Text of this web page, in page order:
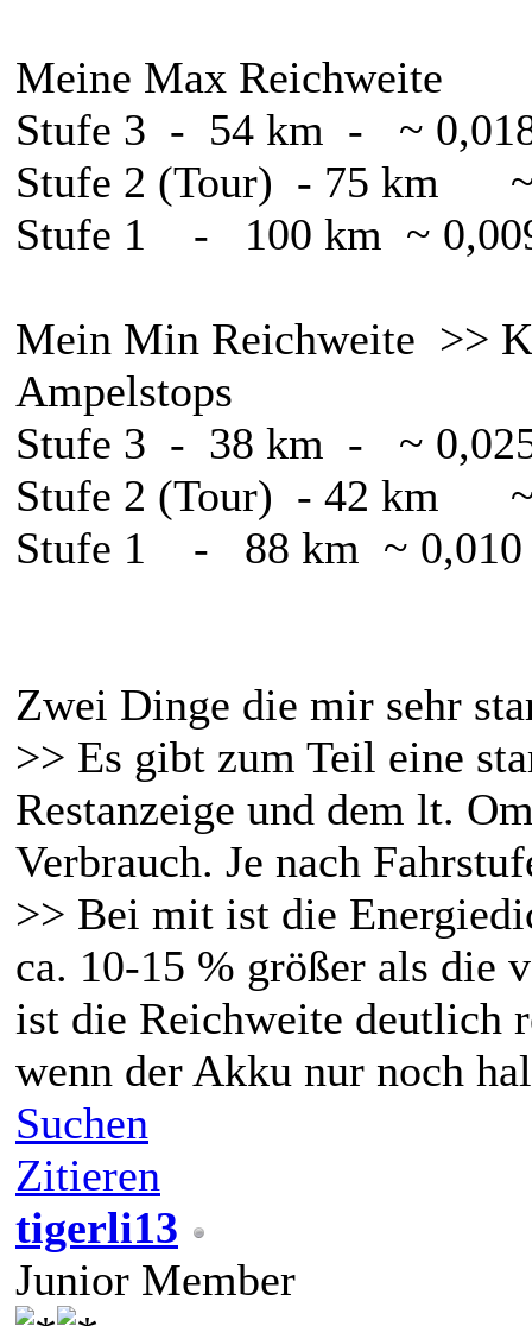
Meine Max Reichweite
Stufe 3 - 54 km - ~
Stufe 2 (Tour) - 75 km ~
Stufe 1 - 100 km ~
Mein Min Reichweite >>
Ampelstops
Stufe 3 - 38 km - ~
Stufe 2 (Tour) - 42 km ~
Stufe 1 - 88 km ~
Zwei Dinge die mir sehr
>> Es gibt zum Teil eine
Restanzeige und dem lt.
Verbrauch. Je nach
>> Bei mit ist die
ca. 10-15 % größer als die
ist die Reichweite deutlich
wenn der Akku nur noch
Suchen
Zitieren
tigerli13
Junior Member